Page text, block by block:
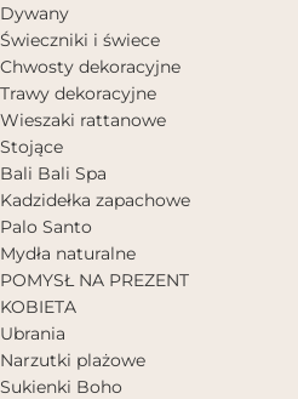
Dywany
Świeczniki i świece
Chwosty dekoracyjne
Trawy dekoracyjne
Wieszaki rattanowe
Stojące
Bali Bali Spa
Kadzidełka zapachowe
Palo Santo
Mydła naturalne
POMYSŁ NA PREZENT
KOBIETA
Ubrania
Narzutki plażowe
Sukienki Boho